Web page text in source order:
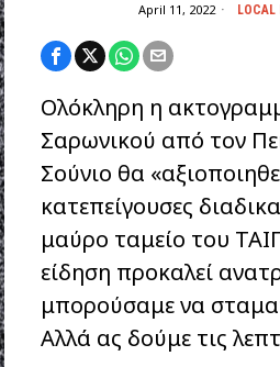
April 11, 2022 LOCAL
Ολόκληρη η
Σαρωνικού από τον
Σούνιο θα
κατεπείγουσες
μαύρο ταμείο του
είδηση προκαλεί
μπορούσαμε να
Αλλά ας δούμε τις